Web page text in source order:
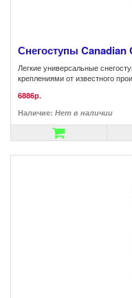
Снегоступы Canadian
Легкие универсальные
креплениями от известного
6886р.
Наличие: Нет в наличии